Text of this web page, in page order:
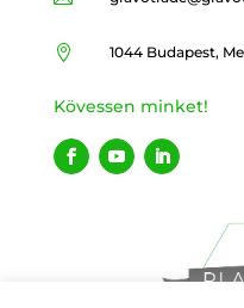
 1044 Budapest,
Kövessen minket!